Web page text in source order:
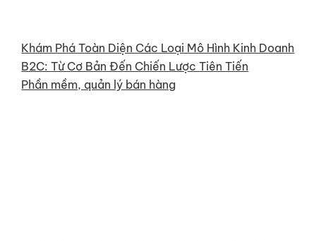
Khám Phá Toàn Diện Các Loại Mô Hình Kinh Doanh
B2C: Từ Cơ Bản Đến Chiến Lược Tiên Tiến
Phần mềm, quản lý bán hàng